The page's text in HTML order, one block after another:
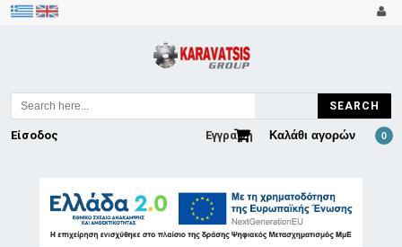
SEARCH
Καλάθι αγορών 0
Εγγραφή
Είσοδος